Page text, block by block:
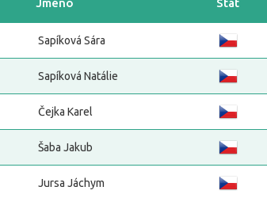
Jméno Stát
Sapíková Sára
Sapíková Natálie
Čejka Karel
Šaba Jakub
Jursa Jáchym